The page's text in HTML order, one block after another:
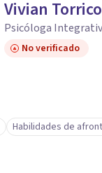
Vivian
Psicóloga
No verificado
Habilidades de